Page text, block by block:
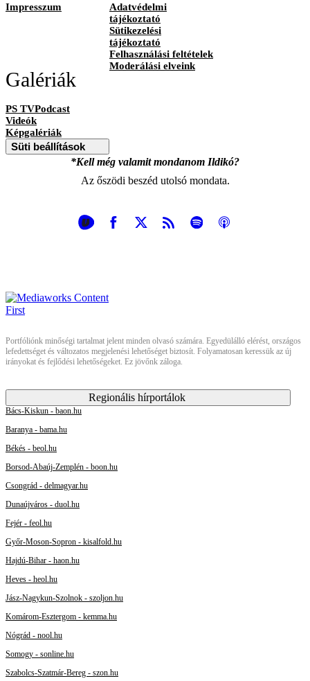
Impresszum
Adatvédelmi
tájékoztató
Sütikezelési
tájékoztató
Felhasználási feltételek
Moderálási elveink
Galériák
PS TVPodcast
Videók
Képgalériák
Süti beállítások
*Kell még valamit mondanom Ildikó?
Az őszödi beszéd utolsó mondata.
Portfóliónk minőségi tartalmat jelent minden olvasó számára. Egyedülálló elérést, országos
lefedettséget és változatos megjelenési lehetőséget biztosít. Folyamatosan keressük az új
irányokat és fejlődési lehetőségeket. Ez jövőnk záloga.
Regionális hírportálok
Bács-Kiskun - baon.hu
Baranya - bama.hu
Békés - beol.hu
Borsod-Abaúj-Zemplén - boon.hu
Csongrád - delmagyar.hu
Dunaújváros - duol.hu
Fejér - feol.hu
Győr-Moson-Sopron - kisalfold.hu
Hajdú-Bihar - haon.hu
Heves - heol.hu
Jász-Nagykun-Szolnok - szoljon.hu
Komárom-Esztergom - kemma.hu
Nógrád - nool.hu
Somogy - sonline.hu
Szabolcs-Szatmár-Bereg - szon.hu